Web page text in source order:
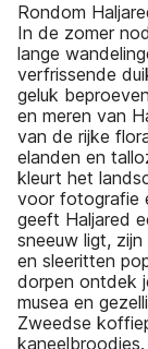
Rondom
In de zomer
lange
verfrissende
geluk
en meren van
van de rijke
elanden en
kleurt het
voor fotografie
geeft Haljared
sneeuw ligt,
en sleeritten
dorpen ontdek
musea en
Zweedse